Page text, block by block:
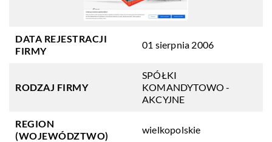
DATA REJESTRACJI
FIRMY
01 sierpnia 2006
RODZAJ FIRMY
SPÓŁKI
KOMANDYTOWO -
AKCYJNE
REGION
(WOJEWÓDZTWO)
wielkopolskie